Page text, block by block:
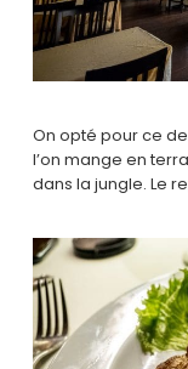
On opté pour ce
l’on mange en
dans la jungle. Le